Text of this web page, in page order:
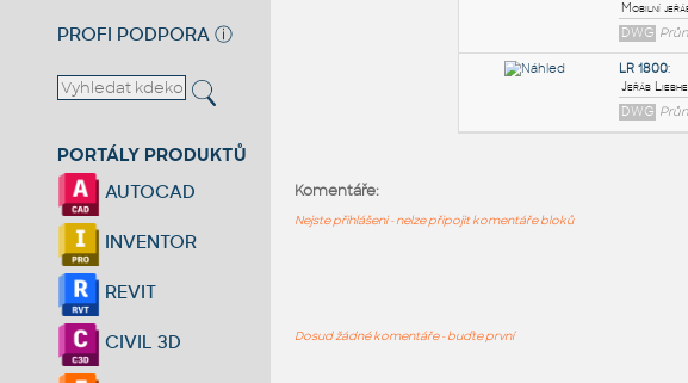
PROFI PODPORA ⓘ
PORTÁLY PRODUKTŮ
AUTOCAD
INVENTOR
REVIT
CIVIL 3D
Komentáře:
Nejste přihlášeni - nelze připojit komentáře bloků
Dosud žádné komentáře - buďte první